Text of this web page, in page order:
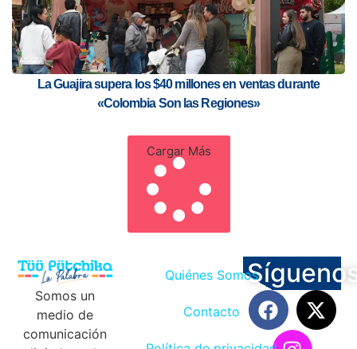
La Guajira supera los $40 millones en ventas durante
«Colombia Son las Regiones»
Cargar Más
Somos un
medio de
comunicación
Quiénes Somos
Contacto